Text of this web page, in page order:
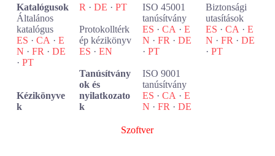
Katalógusok
Általános
katalógus
ES · CA · E
N · FR · DE
· PT
Kézikönyve
k
R ·DE ·PT
Protokolltérk
ép kézikönyv
ES ·EN
Tanúsítvány
ok és
nyilatkozato
k
ISO 45001
tanúsítvány
ES · CA · E
N · FR · DE
· PT
ISO 9001
tanúsítvány
ES · CA · E
N · FR · DE
Biztonsági
utasítások
ES · CA · E
N · FR · DE
· PT
Szoftver